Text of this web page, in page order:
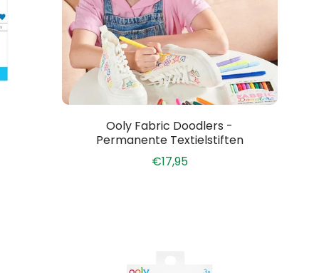
Ooly Fabric Doodlers -
Permanente Textielstiften
€17,95